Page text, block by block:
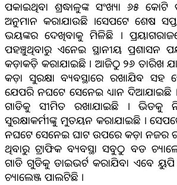
ପକାଇଥିବା ଶ୍ରଦ୍ଧାଳୁଙ୍କ ସଂଖ୍ୟା ୬୫
ଅନୁମାନ କରାଯାଉଛି ।ସେପଟେ ଶେଷ
ଭୟଙ୍କର ଦେଖିବାକୁ ମିଳିଛି ।
ପହଞ୍ଚୁଥିବାରୁ ଏନେଇ ସ୍ଥାନୀୟ ପ୍ରଶାସନ
କଡ଼ାକଡ଼ି କରାଯାଇଛି । ଆଜିଠୁ ୨୬ ତାରିଖ
କଡ଼ା ସୁରକ୍ଷା ବ୍ୟବସ୍ଥାରେ ରଖାଯିବ ସହ
ଯେପରି ନଘଟେ ସେନେଇ ଧ୍ୟାନ ଦିଆଯାଇଛି
ଗାଡିକୁ ସୀମିତ ରଖାଯାଇଛି । ଭିଡକୁ
ସୁରକ୍ଷାକର୍ମୀଙ୍କୁ ମୁତୟନ କରାଯାଇଛି ।
ନଘଟେ ସେନେଇ ଘାଟ ଉପରେ କଡ଼ା ନଜର
ଥିବାରୁ ଟ୍ରାଫିକ ବ୍ୟବସ୍ଥା ସବୁଠୁ ବଡ
ଗାଡି ଗୁଡିକୁ ଡାଇଭର୍ଟ କରାଯିବା ଏବେ ୟୁପି
ଚ୍ୟାଲେଞ୍ଜ ପାଲଟିଛି ।